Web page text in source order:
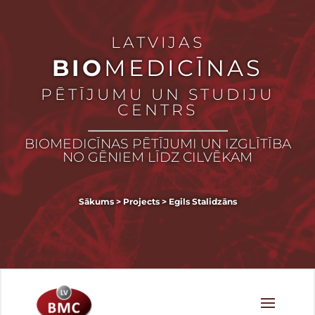
LATVIJAS
BIOMEDICĪNAS
PĒTĪJUMU UN STUDIJU
CENTRS
BIOMEDICĪNAS PĒTĪJUMI UN IZGLĪTĪBA
NO GĒNIEM LĪDZ CILVĒKAM
Sākums> Projects> Egils Stalidzāns